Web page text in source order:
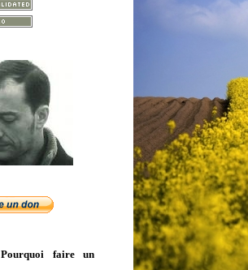
Pourquoi faire un